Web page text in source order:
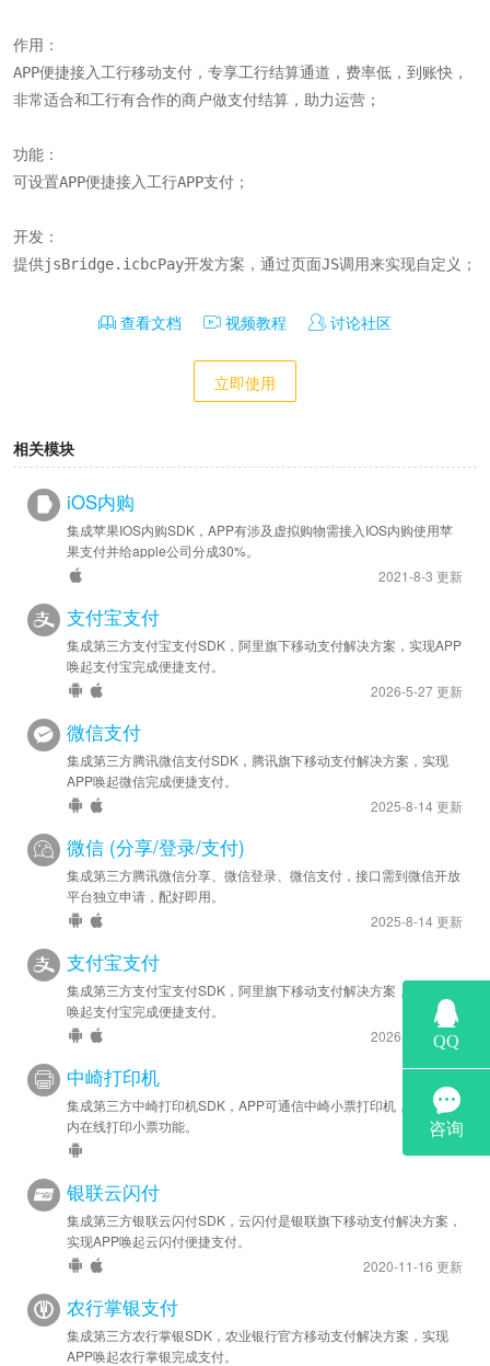
作用：
APP便捷接入工行移动支付，专享工行结算通道，费率低，到账快，
非常适合和工行有合作的商户做支付结算，助力运营；
功能：
可设置APP便捷接入工行APP支付；
开发：
提供jsBridge.icbcPay开发方案，通过页面JS调用来实现自定义；
查看文档 视频教程 讨论社区
立即使用
相关模块
iOS内购
集成苹果IOS内购SDK，APP有涉及虚拟购物需接入IOS内购使用苹
果支付并给apple公司分成30%。
2021-8-3 更新
支付宝支付
集成第三方支付宝支付SDK，阿里旗下移动支付解决方案，实现APP
唤起支付宝完成便捷支付。
2026-5-27 更新
微信支付
集成第三方腾讯微信支付SDK，腾讯旗下移动支付解决方案，实现
APP唤起微信完成便捷支付。
2025-8-14 更新
微信 (分享/登录/支付)
集成第三方腾讯微信分享、微信登录、微信支付，接口需到微信开放
平台独立申请，配好即用。
2025-8-14 更新
支付宝支付
集成第三方支付宝支付SDK，阿里旗下移动支付解决方案，实现APP
唤起支付宝完成便捷支付。
2026-5-27 更新
中崎打印机
集成第三方中崎打印机SDK，APP可通信中崎小票打印机，实现APP
内在线打印小票功能。
银联云闪付
集成第三方银联云闪付SDK，云闪付是银联旗下移动支付解决方案，
实现APP唤起云闪付便捷支付。
2020-11-16 更新
农行掌银支付
集成第三方农行掌银SDK，农业银行官方移动支付解决方案，实现
APP唤起农行掌银完成支付。